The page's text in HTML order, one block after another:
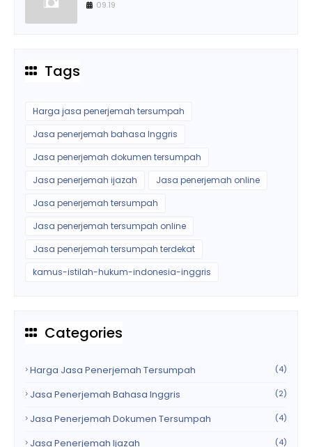
09.19
Tags
Harga jasa penerjemah tersumpah
Jasa penerjemah bahasa Inggris
Jasa penerjemah dokumen tersumpah
Jasa penerjemah ijazah
Jasa penerjemah online
Jasa penerjemah tersumpah
Jasa penerjemah tersumpah online
Jasa penerjemah tersumpah terdekat
kamus-istilah-hukum-indonesia-inggris
Categories
Harga Jasa Penerjemah Tersumpah (4)
Jasa Penerjemah Bahasa Inggris (2)
Jasa Penerjemah Dokumen Tersumpah (4)
Jasa Penerjemah Ijazah (4)